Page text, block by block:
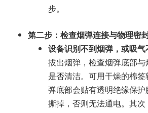
步。
第二步：检查烟弹连接与物理密
设备识别不到烟弹，或吸气
拔出烟弹，检查烟弹底部
是否清洁。可用干燥的棉
弹底部会贴有透明绝缘保
撕掉，否则无法通电。其